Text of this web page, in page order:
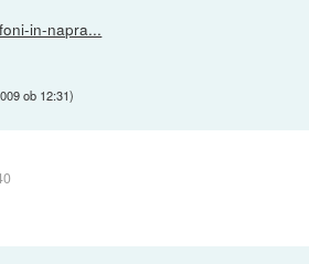
in-napra...
ob 12:31)